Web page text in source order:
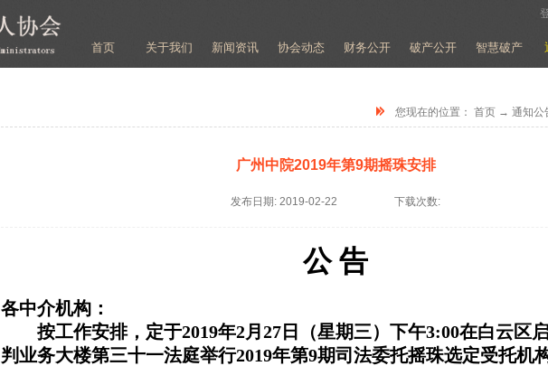
首页 关于我们 新闻资讯 协会动态 财务公开 破产公开 智慧破产
您现在的位置： 首页 → 通知公
广州中院2019年第9期摇珠安排
发布日期: 2019-02-22 下载次数:
公 告
各中介机构：
按工作安排，定于2019年2月27日（星期三）下午3:00在白云区
判业务大楼第三十一法庭举行2019年第9期司法委托摇珠选定受托机